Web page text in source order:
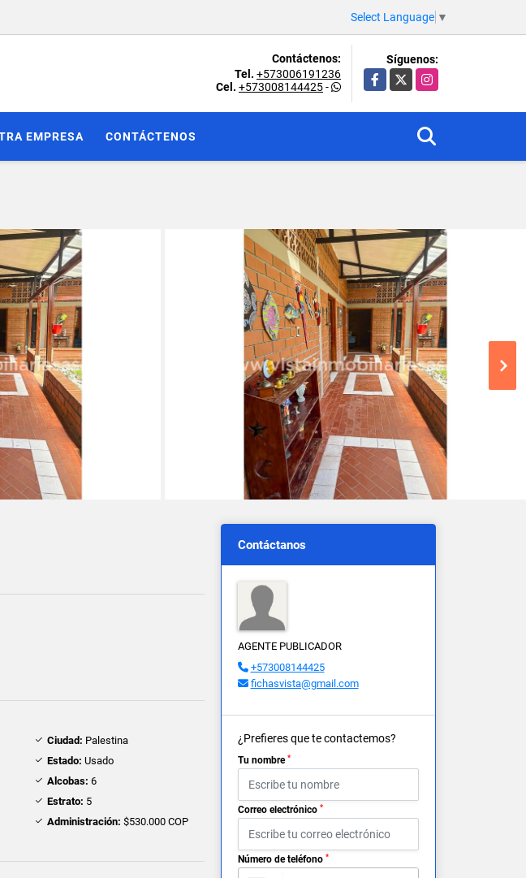
Select Language ▼
Contáctenos:
Tel. +573006191236
Cel. +573008144425-
Síguenos:
Facebook
X Instagram
EMPRESA CONTÁCTENOS
Ciudad: Palestina
Estado: Usado
Alcobas: 6
Estrato: 5
Administración: $530.000 COP
Contáctanos
AGENTE PUBLICADOR
+573008144425
fichasvista@gmail.com
¿Prefieres que te contactemos?
Tu nombre *
Correo electrónico *
Número de teléfono *